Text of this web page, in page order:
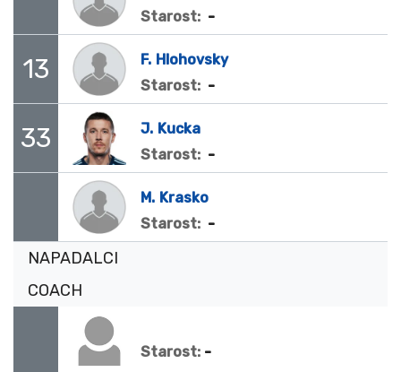
Starost: -
13 F. Hlohovsky
Starost: -
33 J. Kucka
Starost: -
M. Krasko
Starost: -
NAPADALCI
COACH
Starost: -